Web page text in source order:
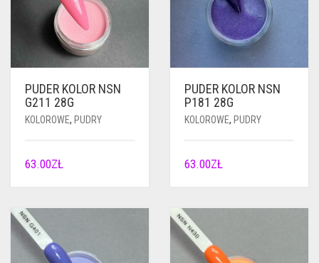
PUDER KOLOR NSN
G211 28G
KOLOROWE, PUDRY
63.00ZŁ
PUDER KOLOR NSN
P181 28G
KOLOROWE, PUDRY
63.00ZŁ